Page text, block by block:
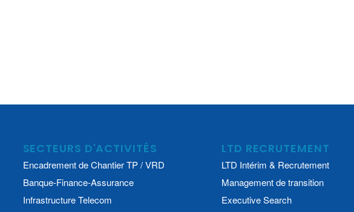
SECTEURS D'ACTIVITÉS
Encadrement de Chantier TP / VRD
Banque-Finance-Assurance
Infrastructure Telecom
LTD RECRUTEMENT
LTD Intérim & Recrutement
Management de transition
Executive Search